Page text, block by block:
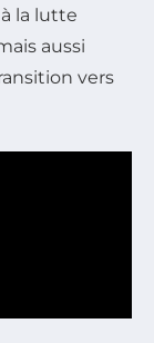
la lutte
aussi
vers